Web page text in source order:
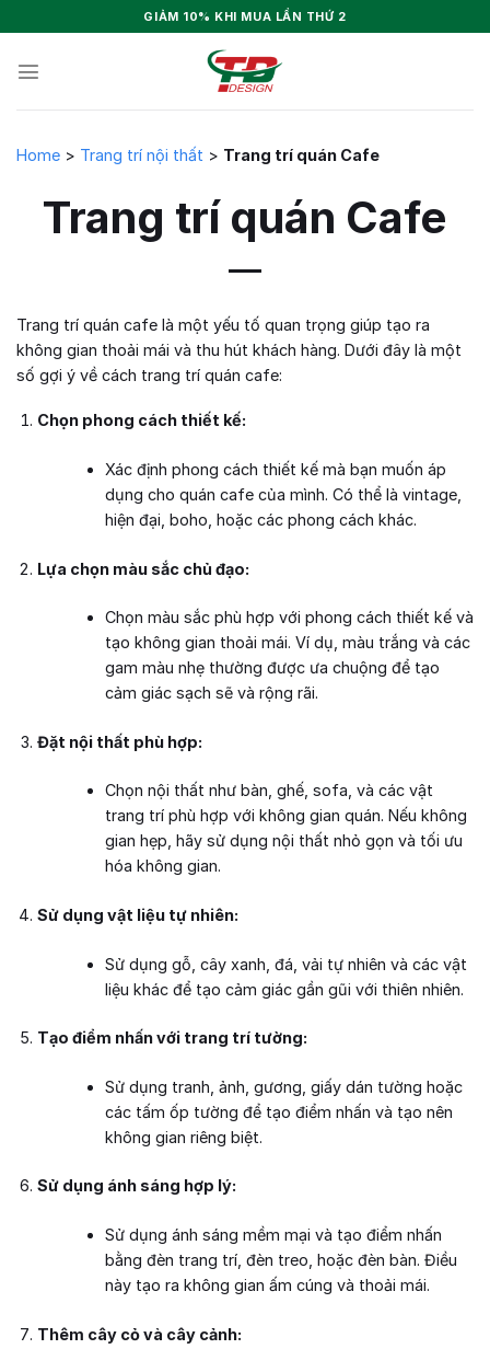
to
content
GIẢM 10% KHI MUA LẦN THỨ 2
Home > Trang trí nội thất > Trang trí quán Cafe
Trang trí quán Cafe
Trang trí quán cafe là một yếu tố quan trọng giúp tạo ra
không gian thoải mái và thu hút khách hàng. Dưới đây là một
số gợi ý về cách trang trí quán cafe:
Chọn phong cách thiết kế:
Xác định phong cách thiết kế mà bạn muốn áp
dụng cho quán cafe của mình. Có thể là vintage,
hiện đại, boho, hoặc các phong cách khác.
Lựa chọn màu sắc chủ đạo:
Chọn màu sắc phù hợp với phong cách thiết kế và
tạo không gian thoải mái. Ví dụ, màu trắng và các
gam màu nhẹ thường được ưa chuộng để tạo
cảm giác sạch sẽ và rộng rãi.
Đặt nội thất phù hợp:
Chọn nội thất như bàn, ghế, sofa, và các vật
trang trí phù hợp với không gian quán. Nếu không
gian hẹp, hãy sử dụng nội thất nhỏ gọn và tối ưu
hóa không gian.
Sử dụng vật liệu tự nhiên:
Sử dụng gỗ, cây xanh, đá, vải tự nhiên và các vật
liệu khác để tạo cảm giác gần gũi với thiên nhiên.
Tạo điểm nhấn với trang trí tường:
Sử dụng tranh, ảnh, gương, giấy dán tường hoặc
các tấm ốp tường để tạo điểm nhấn và tạo nên
không gian riêng biệt.
Sử dụng ánh sáng hợp lý:
Sử dụng ánh sáng mềm mại và tạo điểm nhấn
bằng đèn trang trí, đèn treo, hoặc đèn bàn. Điều
này tạo ra không gian ấm cúng và thoải mái.
Thêm cây cỏ và cây cảnh: